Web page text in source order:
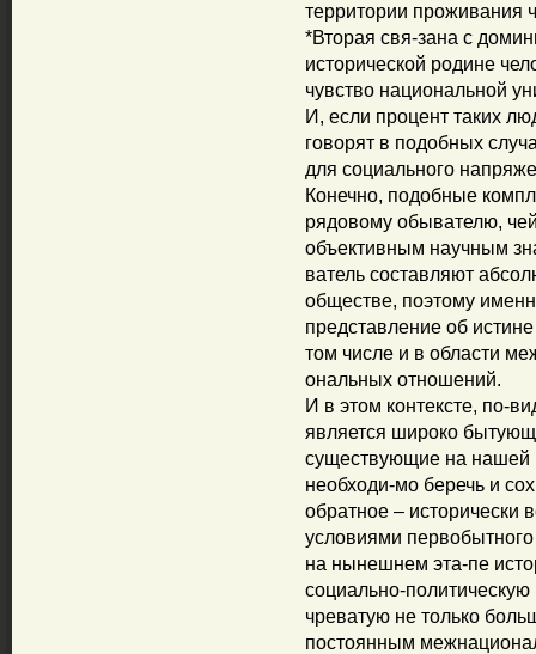
территории проживания
*Вторая свя-зана с
исторической родине
чувство национальной
И, если процент таких
говорят в подобных
для социального
Конечно, подобные
рядовому обывателю,
объективным научным
ватель составляют
обществе, поэтому
представление об
том числе и в области
ональных отношений.
И в этом контексте, по-
является широко
существующие на нашей
необходи-мо беречь и
обратное – исторически
условиями
на нынешнем эта-пе
социально-
чреватую не только
постоянным